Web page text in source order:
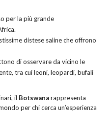
per la più grande
distese saline che offrono
di osservare da vicino le
tra cui leoni, leopardi, bufali
il Botswanarappresenta
per chi cerca un’esperienza